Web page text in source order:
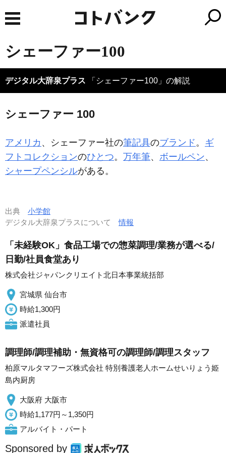
シェーファー100
デジタル大辞泉プラス 「シェーファー100」の解説
シェーファー 100
アメリカ 、シェーファー社の筆記具のブランド。 ギ
フトコレクションのひとつ。 万年筆、 ボールペン、
シャープペンシルがある。
出典 小学館
デジタル大辞泉プラスについて情報
「未経験OK」食品工場での惣菜調理/業務が選べる/
日勤/社員食堂あり
株式会社ジャパンクリエイト北日本事業統括部
宮城県 仙台市
時給1,300円
派遣社員
調理師/調理補助・無資格可の調理師/調理スタッフ
柏原マルタマフーズ株式会社 特別養護老人ホームせいりょう姫
島内厨房
大阪府 大阪市
時給1,177円～1,350円
アルバイト・パート
Sponsored by